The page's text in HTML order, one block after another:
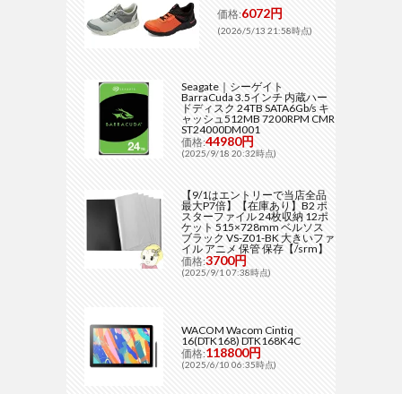
価格:6072円
(2026/5/13 21:58時点)
Seagate｜シーゲイト
BarraCuda 3.5インチ 内蔵ハー
ドディスク 24TB SATA6Gb/s キ
ャッシュ512MB 7200RPM CMR
ST24000DM001
価格:44980円
(2025/9/18 20:32時点)
【9/1はエントリーで当店全品
最大P7倍】【在庫あり】B2 ポ
スターファイル 24枚収納 12ポ
ケット 515×728mm ベルソス
ブラック VS-Z01-BK 大きいファ
イル アニメ 保管 保存【/srm】
価格:3700円
(2025/9/1 07:38時点)
WACOM Wacom Cintiq
16(DTK168) DTK168K4C
価格:118800円
(2025/6/10 06:35時点)